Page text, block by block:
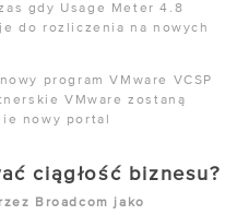
gdy Usage Meter 4.8
do rozliczenia na nowych
program VMware VCSP
VMware zostaną
nowy portal
ciągłość biznesu?
Broadcom jako